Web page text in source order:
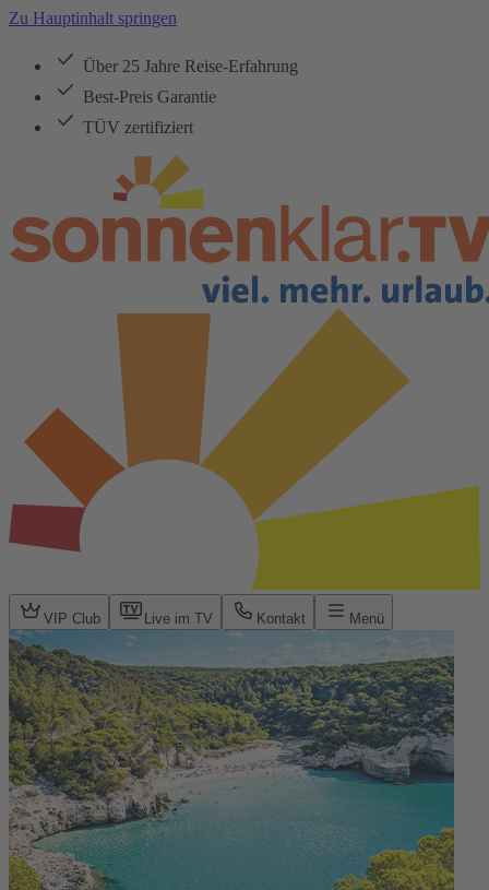
Zu Hauptinhalt springen
Über 25 Jahre Reise-Erfahrung
Best-Preis Garantie
TÜV zertifiziert
VIP Club Live im TV Kontakt Menü